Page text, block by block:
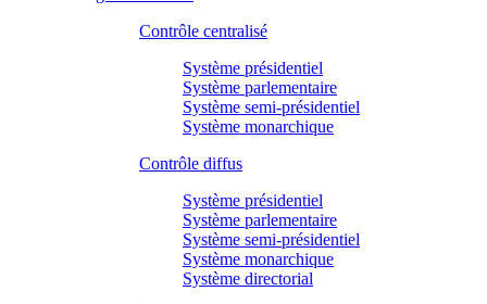
Contrôle centralisé
Système présidentiel
Système parlementaire
Système semi-présidentiel
Système monarchique
Contrôle diffus
Système présidentiel
Système parlementaire
Système semi-présidentiel
Système monarchique
Système directorial